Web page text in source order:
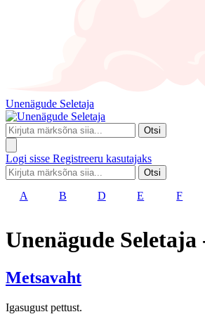
Unenägude Seletaja
Otsi
Logi sisse Registreeru kasutajaks
Otsi
A B D E F
Unenägude
Metsavaht
Igasugust pettust.